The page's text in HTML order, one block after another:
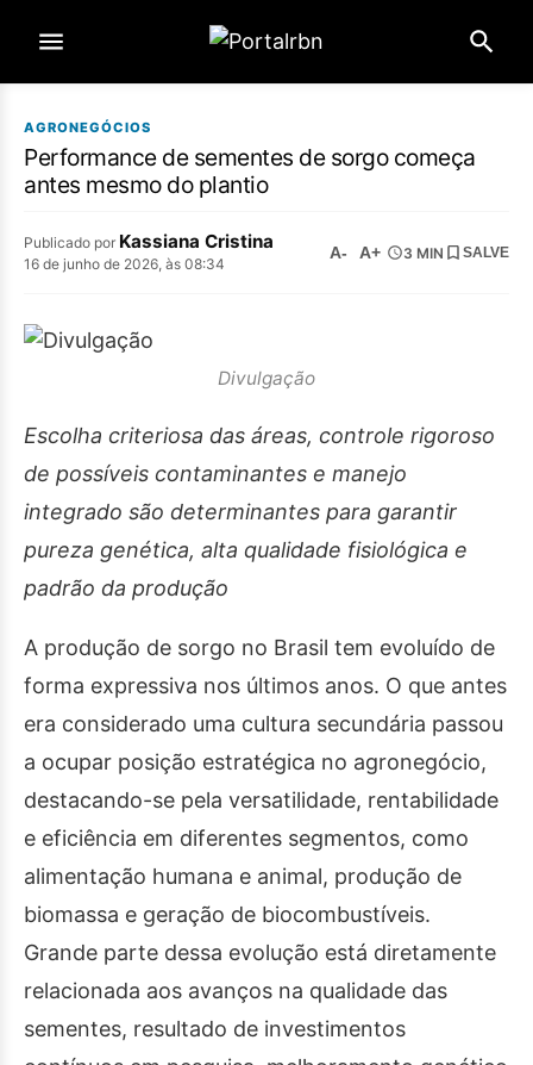
AGRONEGÓCIOS
Performance de sementes de sorgo começa
antes mesmo do plantio
Publicado por Kassiana Cristina
16 de junho de 2026, às 08:34
A- A+ 3 MIN SALVE
Divulgação
Escolha criteriosa das áreas, controle rigoroso
de possíveis contaminantes e manejo
integrado são determinantes para garantir
pureza genética, alta qualidade fisiológica e
padrão da produção
A produção de sorgo no Brasil tem evoluído de
forma expressiva nos últimos anos. O que antes
era considerado uma cultura secundária passou
a ocupar posição estratégica no agronegócio,
destacando-se pela versatilidade, rentabilidade
e eficiência em diferentes segmentos, como
alimentação humana e animal, produção de
biomassa e geração de biocombustíveis.
Grande parte dessa evolução está diretamente
relacionada aos avanços na qualidade das
sementes, resultado de investimentos